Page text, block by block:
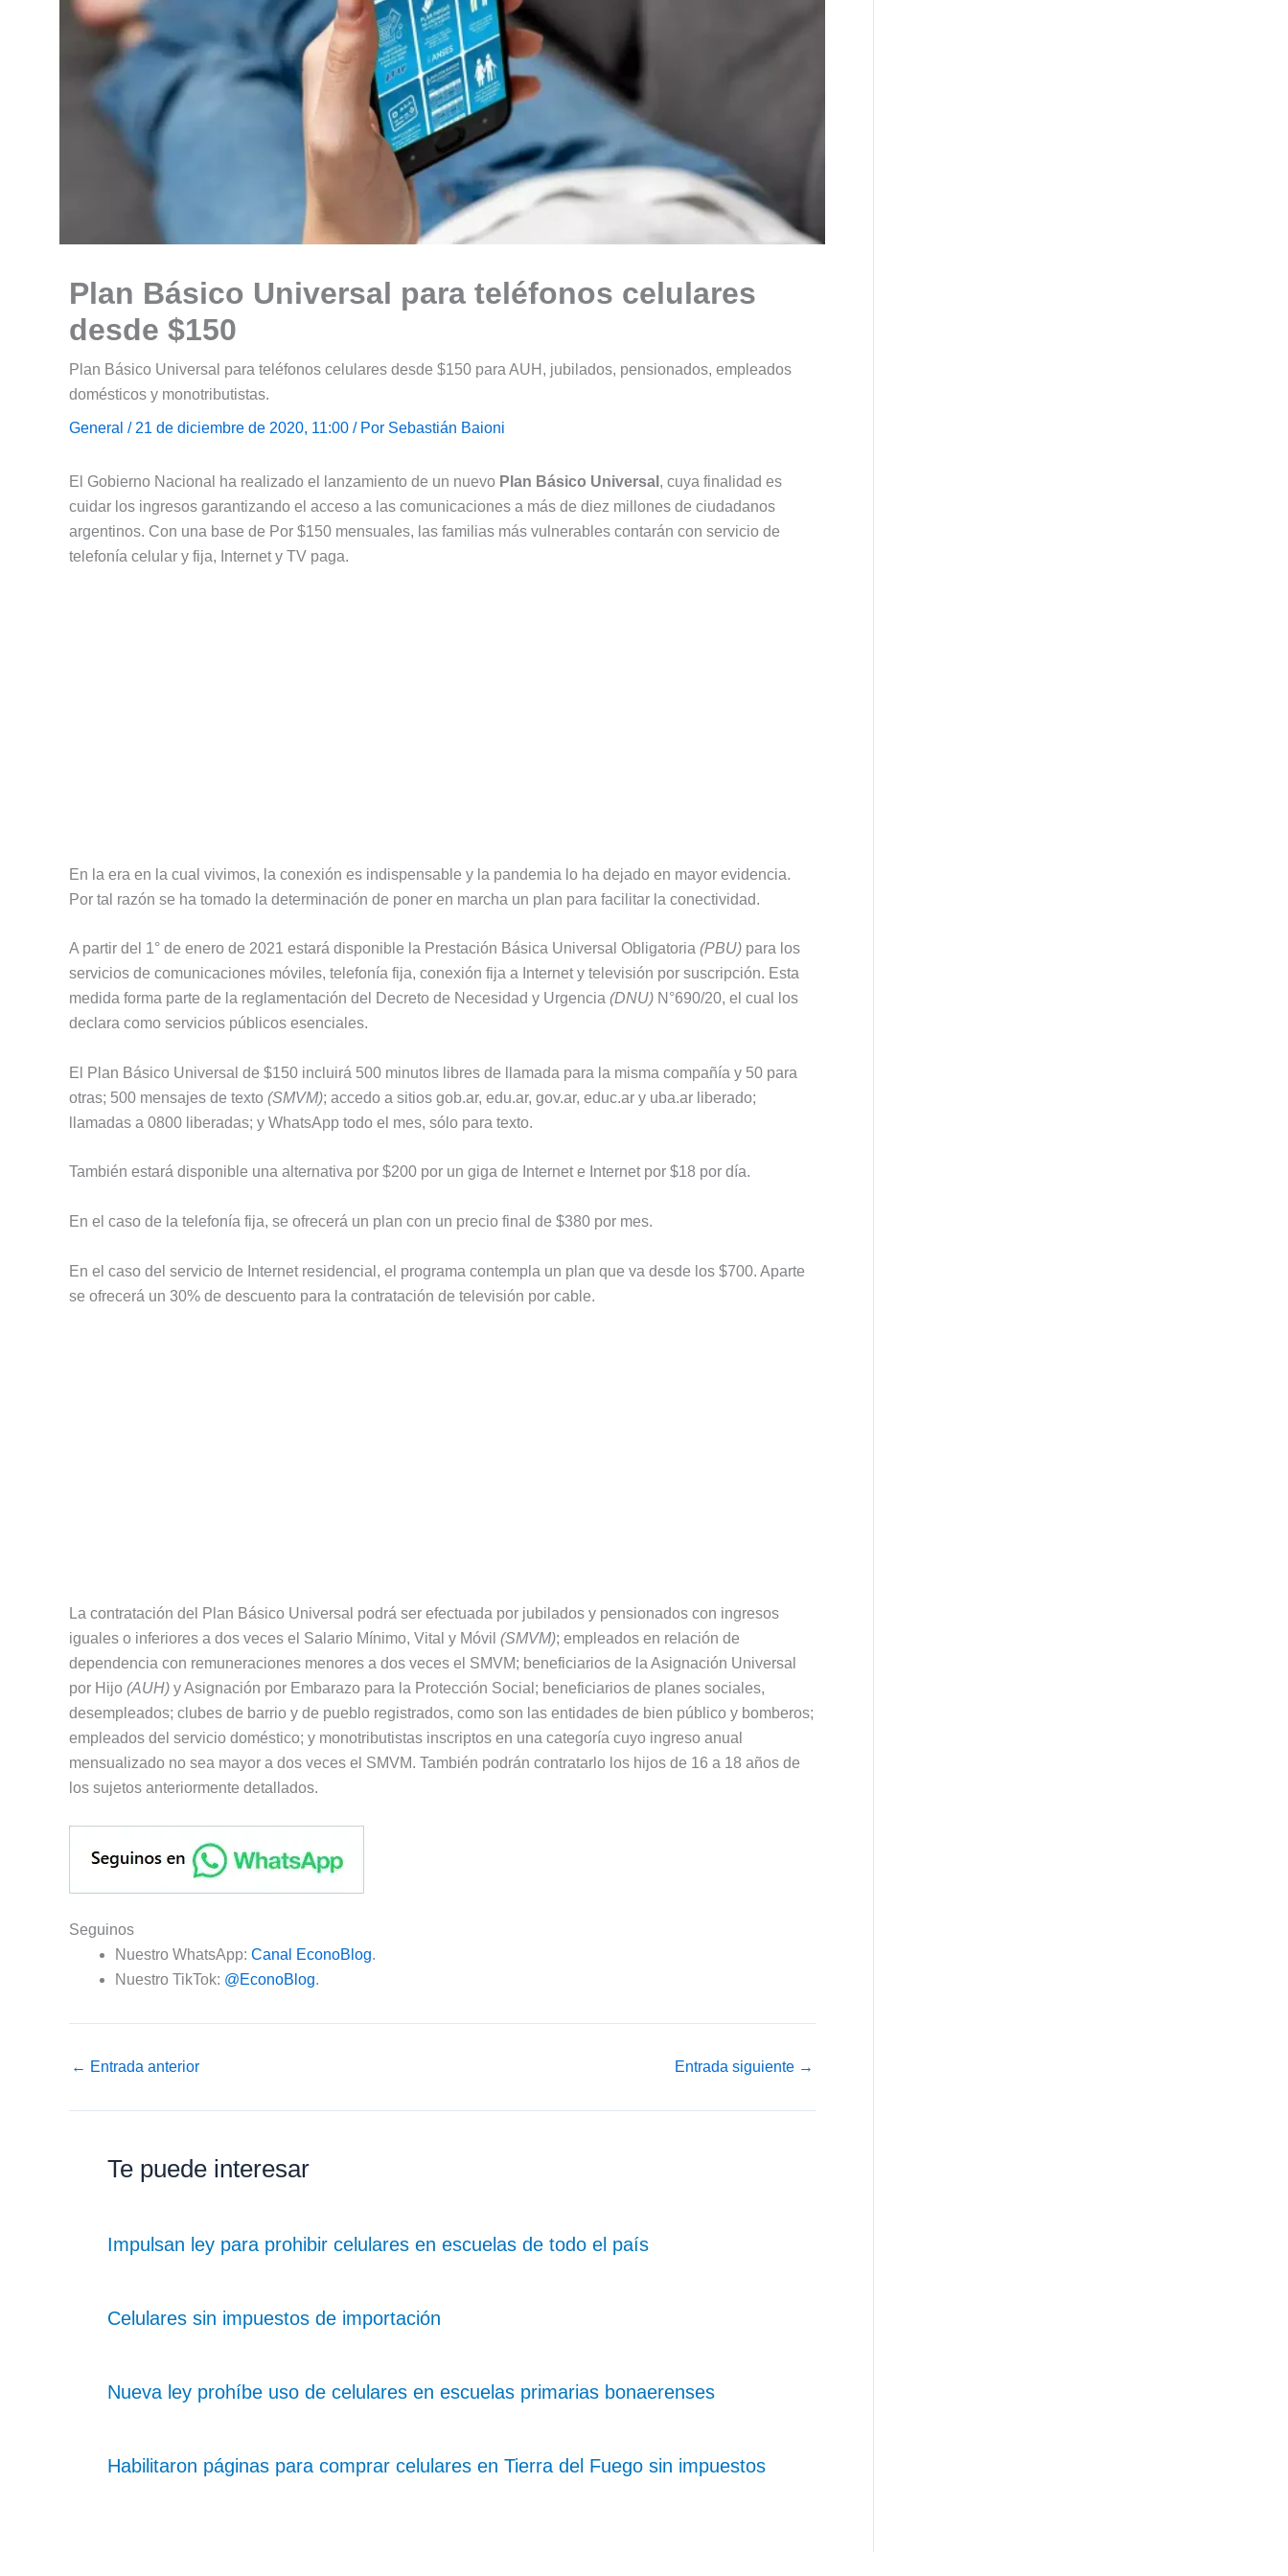
Plan Básico Universal para teléfonos celulares
desde $150
Plan Básico Universal para teléfonos celulares desde $150 para AUH, jubilados, pensionados, empleados
domésticos y monotributistas.
General / 21 de diciembre de 2020, 11:00 / Por Sebastián Baioni
El Gobierno Nacional ha realizado el lanzamiento de un nuevo Plan Básico Universal , cuya finalidad es
cuidar los ingresos garantizando el acceso a las comunicaciones a más de diez millones de ciudadanos
argentinos. Con una base de Por $150 mensuales, las familias más vulnerables contarán con servicio de
telefonía celular y fija, Internet y TV paga.
En la era en la cual vivimos, la conexión es indispensable y la pandemia lo ha dejado en mayor evidencia.
Por tal razón se ha tomado la determinación de poner en marcha un plan para facilitar la conectividad.
A partir del 1° de enero de 2021 estará disponible la Prestación Básica Universal Obligatoria (PBU) para los
servicios de comunicaciones móviles, telefonía fija, conexión fija a Internet y televisión por suscripción. Esta
medida forma parte de la reglamentación del Decreto de Necesidad y Urgencia (DNU) N°690/20, el cual los
declara como servicios públicos esenciales.
El Plan Básico Universal de $150 incluirá 500 minutos libres de llamada para la misma compañía y 50 para
otras; 500 mensajes de texto (SMVM); accedo a sitios gob.ar, edu.ar, gov.ar, educ.ar y uba.ar liberado;
llamadas a 0800 liberadas; y WhatsApp todo el mes, sólo para texto.
También estará disponible una alternativa por $200 por un giga de Internet e Internet por $18 por día.
En el caso de la telefonía fija, se ofrecerá un plan con un precio final de $380 por mes.
En el caso del servicio de Internet residencial, el programa contempla un plan que va desde los $700. Aparte
se ofrecerá un 30% de descuento para la contratación de televisión por cable.
La contratación del Plan Básico Universal podrá ser efectuada por jubilados y pensionados con ingresos
iguales o inferiores a dos veces el Salario Mínimo, Vital y Móvil (SMVM); empleados en relación de
dependencia con remuneraciones menores a dos veces el SMVM; beneficiarios de la Asignación Universal
por Hijo (AUH) y Asignación por Embarazo para la Protección Social; beneficiarios de planes sociales,
desempleados; clubes de barrio y de pueblo registrados, como son las entidades de bien público y bomberos;
empleados del servicio doméstico; y monotributistas inscriptos en una categoría cuyo ingreso anual
mensualizado no sea mayor a dos veces el SMVM. También podrán contratarlo los hijos de 16 a 18 años de
los sujetos anteriormente detallados.
Seguinos
Nuestro WhatsApp: Canal EconoBlog.
Nuestro TikTok: @EconoBlog.
← Entrada anterior Entrada siguiente →
Te puede interesar
Impulsan ley para prohibir celulares en escuelas de todo el país
Celulares sin impuestos de importación
Nueva ley prohíbe uso de celulares en escuelas primarias bonaerenses
Habilitaron páginas para comprar celulares en Tierra del Fuego sin impuestos